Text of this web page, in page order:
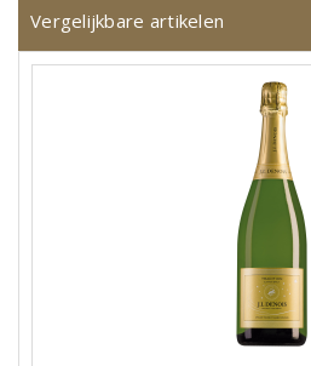
Vergelijkbare artikelen